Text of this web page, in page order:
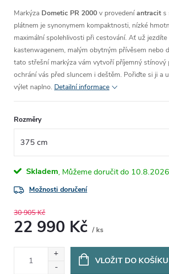
Markýza Dometic PR 2000 v provedeníantracit s
plátnem je synonymem kompaktnosti, nízké
maximální spolehlivosti při cestování. Ať už jezdíte
kastenwagenem, malým obytným přívěsem nebo
tato střešní markýza vám vytvoří příjemný stínový
ochrání vás před sluncem i deštěm. Pořiďte si ji a
výlet naplno. Detailní informace
Rozměry
Skladem 10.8.2026
Možnosti doručení
30 905 Kč
22 990 Kč / ks
VLOŽIT DO KOŠÍKU